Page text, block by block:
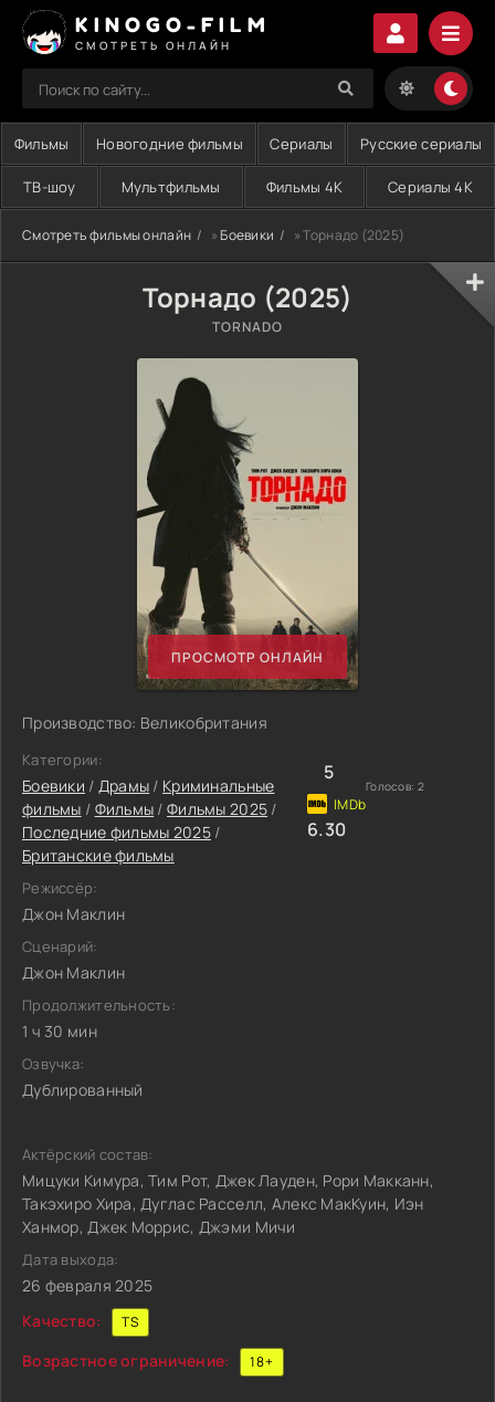
KINOGO-FILM
СМОТРЕТЬ ОНЛАЙН
Фильмы Новогодние фильмы Сериалы Русские сериалы
ТВ-шоу Мультфильмы Фильмы 4K Сериалы 4K
Смотреть фильмы онлайн »Боевики » Торнадо (2025)
Торнадо (2025)
TORNADO
ПРОСМОТР ОНЛАЙН
Производство: Великобритания
Категории:
Боевики / Драмы / Криминальные
фильмы / Фильмы /Фильмы 2025 /
Последние фильмы 2025/
Британские фильмы
Режиссёр:
Джон Маклин
Сценарий:
Джон Маклин
Продолжительность:
1 ч 30 мин
Озвучка:
Дублированный
5
Голосов: 2
6.30
Актёрский состав:
Мицуки Кимура, Тим Рот, Джек Лауден, Рори Макканн,
Такэхиро Хира, Дуглас Расселл, Алекс МакКуин, Иэн
Ханмор, Джек Моррис, Джэми Мичи
Дата выхода:
26 февраля 2025
Качество:
TS
Возрастное ограничение: 18+